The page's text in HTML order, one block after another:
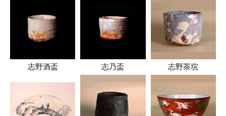
志野酒盃 志乃盃 志野茶垸